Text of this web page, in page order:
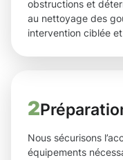
obstructions et
au nettoyage des
intervention ciblée
2
Nous sécurisons
équipements